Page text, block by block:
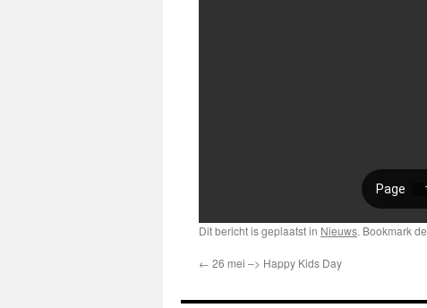
Dit bericht is geplaatst in Nieuws. Bookmark de
← 26 mei –> Happy Kids Day